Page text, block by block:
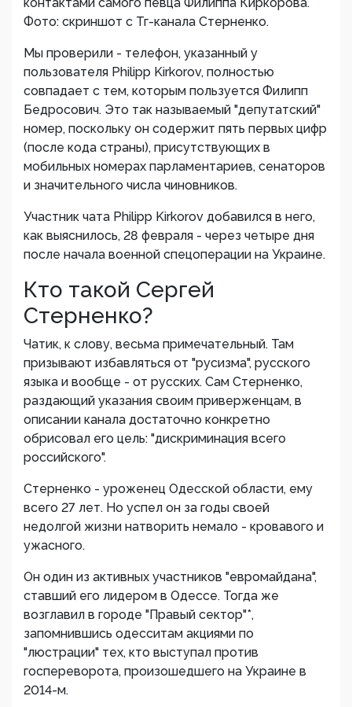
Фото: скриншот с Тг-канала Стерненко.
Мы проверили - телефон, указанный у
пользователя Philipp Kirkorov, полностью
совпадает с тем, которым пользуется Филипп
Бедросович. Это так называемый "депутатский"
номер, поскольку он содержит пять первых цифр
(после кода страны), присутствующих в
мобильных номерах парламентариев, сенаторов
и значительного числа чиновников.
Участник чата Philipp Kirkorov добавился в него,
как выяснилось, 28 февраля - через четыре дня
после начала военной спецоперации на Украине.
Кто такой Сергей
Стерненко?
Чатик, к слову, весьма примечательный. Там
призывают избавляться от "русизма", русского
языка и вообще - от русских. Сам Стерненко,
раздающий указания своим приверженцам, в
описании канала достаточно конкретно
обрисовал его цель: "дискриминация всего
российского".
Стерненко - уроженец Одесской области, ему
всего 27 лет. Но успел он за годы своей
недолгой жизни натворить немало - кровавого и
ужасного.
Он один из активных участников "евромайдана",
ставший его лидером в Одессе. Тогда же
возглавил в городе "Правый сектор"*,
запомнившись одесситам акциями по
"люстрации" тех, кто выступал против
госпереворота, произошедшего на Украине в
2014-м.